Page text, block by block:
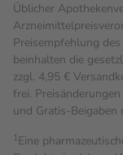
Üblicher
Preisempfehlung
beinhalten die
zzgl. 4,95 €
frei.
und Gratis-Beigaben
1Eine